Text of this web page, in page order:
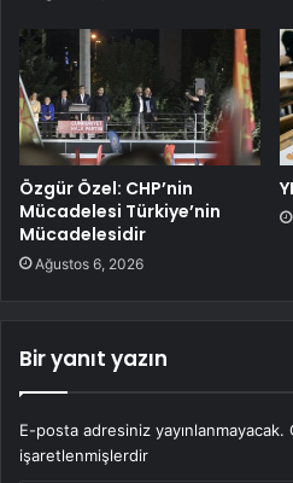
Özgür Özel: CHP’nin
Mücadelesi Türkiye’nin
Mücadelesidir
Ağustos 6, 2026
Bir yanıt yazın
E-posta adresiniz yayınlanmayacak.
işaretlenmişlerdir